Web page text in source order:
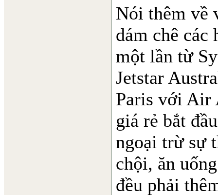
Nói thêm về
dám chê
một lần từ
Jetstar
Paris với Air
giá rẻ bắt
ngoại trừ sự
chội, ăn
đều phải